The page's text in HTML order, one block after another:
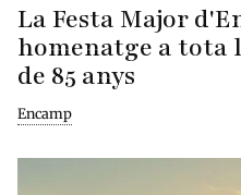
La Festa Major
homenatge a tota
de 85 anys
Encamp